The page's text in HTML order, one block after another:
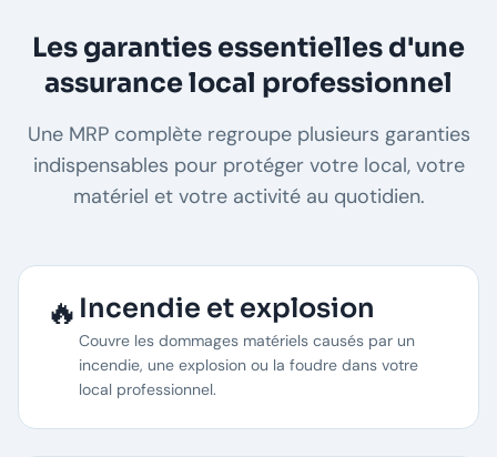
Les garanties essentielles d'une
assurance local professionnel
Une MRP complète regroupe plusieurs garanties
indispensables pour protéger votre local, votre
matériel et votre activité au quotidien.
🔥 Incendie et explosion
Couvre les dommages matériels causés par un
incendie, une explosion ou la foudre dans votre
local professionnel.